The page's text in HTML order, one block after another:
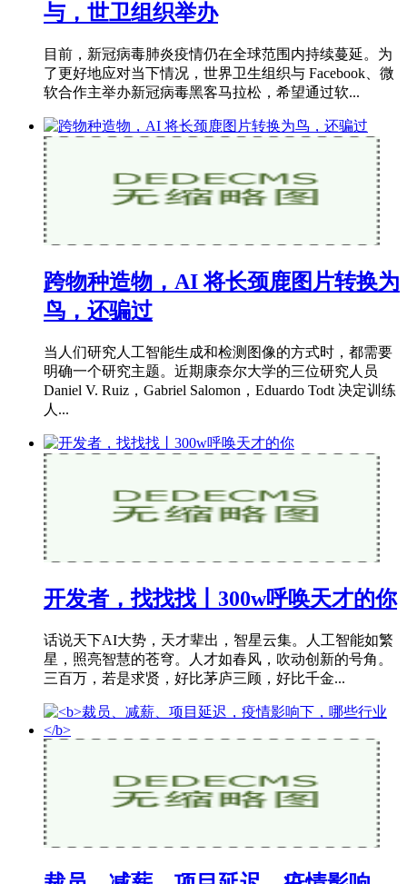
与，世卫组织举办
目前，新冠病毒肺炎疫情仍在全球范围内持续蔓延。为
了更好地应对当下情况，世界卫生组织与 Facebook、微
软合作主举办新冠病毒黑客马拉松，希望通过软...
跨物种造物，AI 将长颈鹿图片转换为
鸟，还骗过
当人们研究人工智能生成和检测图像的方式时，都需要
明确一个研究主题。近期康奈尔大学的三位研究人员
Daniel V. Ruiz，Gabriel Salomon，Eduardo Todt 决定训练
人...
开发者，找找找丨300w呼唤天才的你
话说天下AI大势，天才辈出，智星云集。人工智能如繁
星，照亮智慧的苍穹。人才如春风，吹动创新的号角。
三百万，若是求贤，好比茅庐三顾，好比千金...